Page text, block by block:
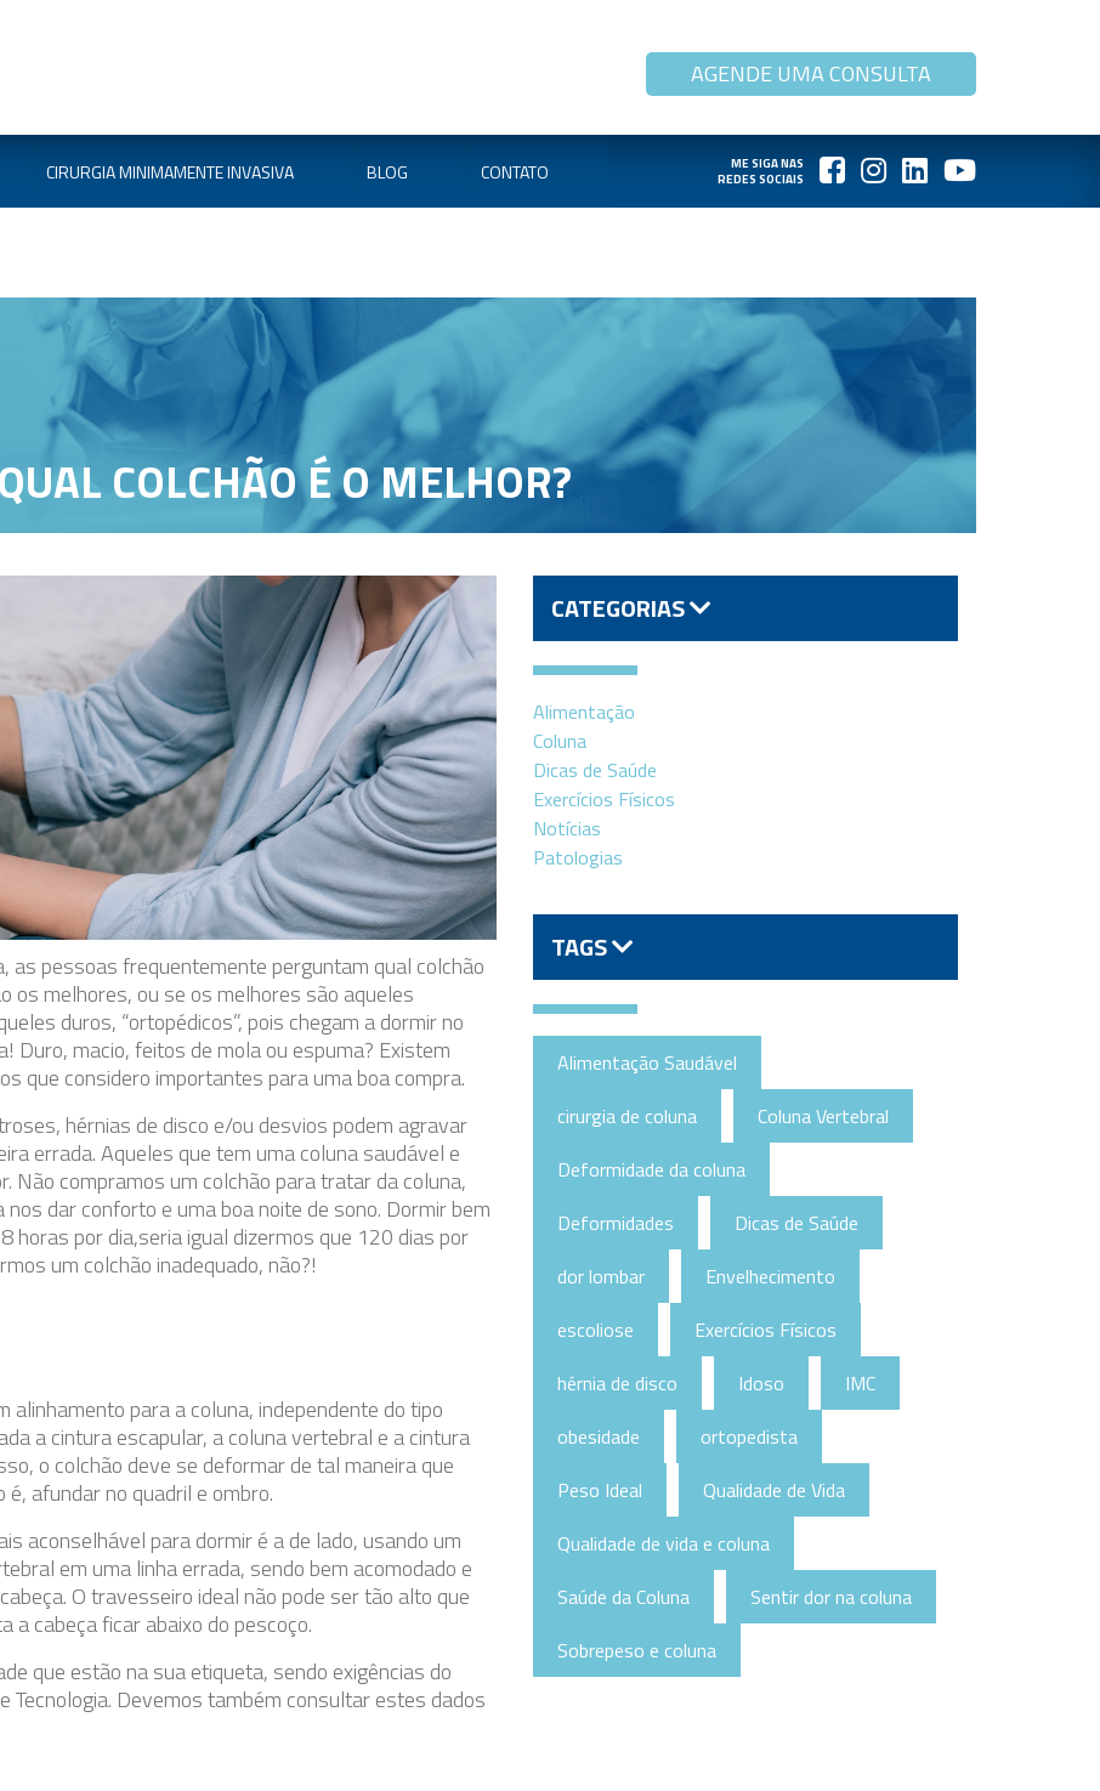
AGENDE UMA CONSULTA
CIRURGIA MINIMAMENTE INVASIVA BLOG CONTATO
ME SIGA NAS
REDES SOCIAIS
QUAL COLCHÃO É O MELHOR?
as pessoas frequentemente perguntam qual colchão
os melhores, ou se os melhores são aqueles
duros, “ortopédicos”, pois chegam a dormir no
Duro, macio, feitos de mola ou espuma? Existem
que considero importantes para uma boa compra.
hérnias de disco e/ou desvios podem agravar
errada. Aqueles que tem uma coluna saudável e
Não compramos um colchão para tratar da coluna,
dar conforto e uma boa noite de sono. Dormir bem
horas por dia,seria igual dizermos que 120 dias por
um colchão inadequado, não?!
alinhamento para a coluna, independente do tipo
a cintura escapular, a coluna vertebral e a cintura
o colchão deve se deformar de tal maneira que
afundar no quadril e ombro.
aconselhável para dormir é a de lado, usando um
em uma linha errada, sendo bem acomodado e
O travesseiro ideal não pode ser tão alto que
a cabeça ficar abaixo do pescoço.
que estão na sua etiqueta, sendo exigências do
Devemos também consultar estes dados
CATEGORIAS
Alimentação
Coluna
Dicas de Saúde
Exercícios Físicos
Notícias
Patologias
TAGS
Alimentação Saudável
cirurgia de coluna
Coluna Vertebral
Deformidade da coluna
Deformidades
Dicas de Saúde
dor lombar
Envelhecimento
escoliose
Exercícios Físicos
hérnia de disco
Idoso
IMC
obesidade
ortopedista
Peso Ideal
Qualidade de Vida
Qualidade de vida e coluna
Saúde da Coluna
Sentir dor na coluna
Sobrepeso e coluna